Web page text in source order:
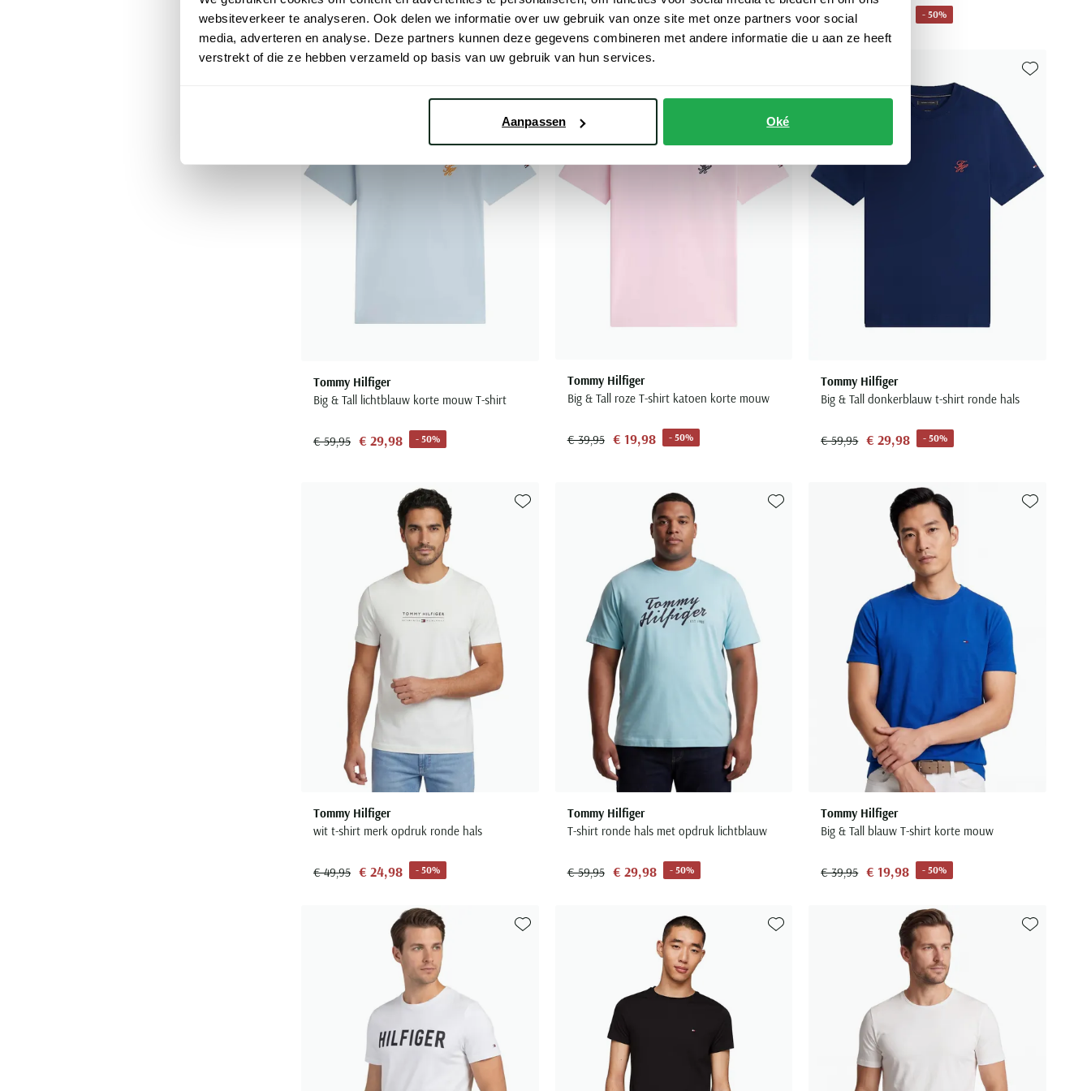
websiteverkeer te analyseren. Ook delen we informatie over uw gebruik van onze site met onze partners voor social
media, adverteren en analyse. Deze partners kunnen deze gegevens combineren met andere informatie die u aan ze heeft
verstrekt of die ze hebben verzameld op basis van uw gebruik van hun services.
Aanpassen Oké
€ 39,95 € 19,98 - 50% € 59,95 € 29,98 - 50% € 39,95 - 50%
Tommy Hilfiger
Big & Tall lichtblauw korte mouw T-shirt
€ 59,95 € 29,98 - 50%
Tommy Hilfiger
Big & Tall roze T-shirt katoen korte mouw
€ 39,95 € 19,98 - 50%
Tommy Hilfiger
Big & Tall donkerblauw t-shirt ronde hals
€ 59,95 € 29,98 - 50%
Tommy Hilfiger
wit t-shirt merk opdruk ronde hals
€ 49,95 € 24,98 - 50%
Tommy Hilfiger
T-shirt ronde hals met opdruk lichtblauw
€ 59,95 € 29,98 - 50%
Toevoegen aan favorieten
Tommy Hilfiger
Big & Tall blauw T-shirt korte mouw
€ 39,95 € 19,98 - 50%